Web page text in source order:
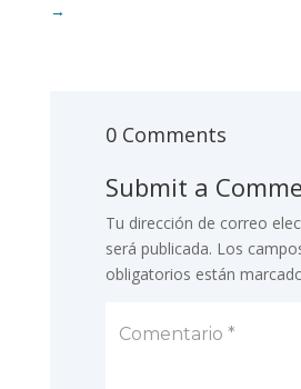
→
0 Comments
Submit a
Tu dirección de correo
será publicada. Los
obligatorios están